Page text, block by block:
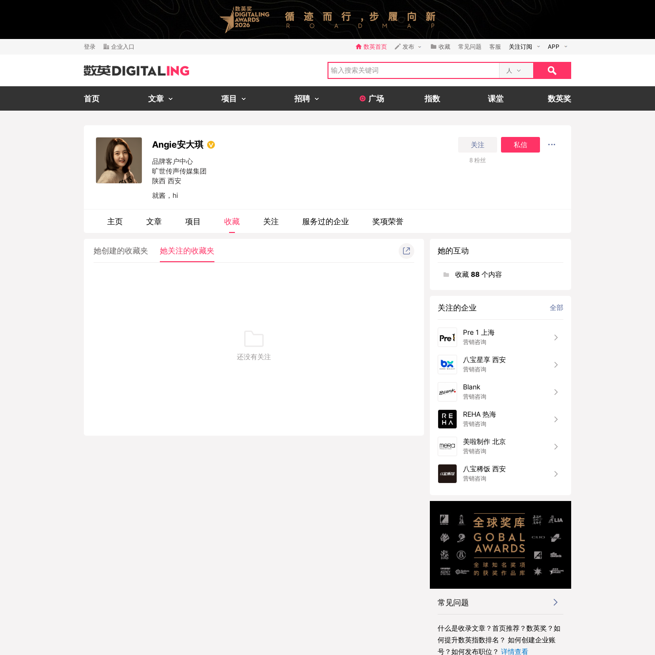
登录 企业入口 数英首页 发布 收藏 常见问题 客服 关注订阅 APP
人
首页 文章 项目 招聘 广场 指数 课堂 数英奖
Angie安大琪
品牌客户中心
旷世传声传媒集团
陕西 西安
关注 私信
8 粉丝
就酱，hi
主页 文章 项目 收藏 关注 服务过的企业 奖项荣誉
她创建的收藏夹 她关注的收藏夹
还没有关注
她的互动
收藏 88 个内容
关注的企业 全部
Pre 1 上海
营销咨询
八宝星享 西安
营销咨询
Blank
营销咨询
REHA 热海
营销咨询
美啦制作 北京
营销咨询
八宝稀饭 西安
营销咨询
常见问题
什么是收录文章？首页推荐？数英奖？如
何提升数英指数排名？ 如何创建企业账
号？如何发布职位？ 详情查看